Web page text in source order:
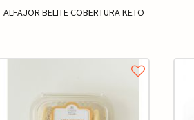
ALFAJOR BELITE COBERTURA KETO
+